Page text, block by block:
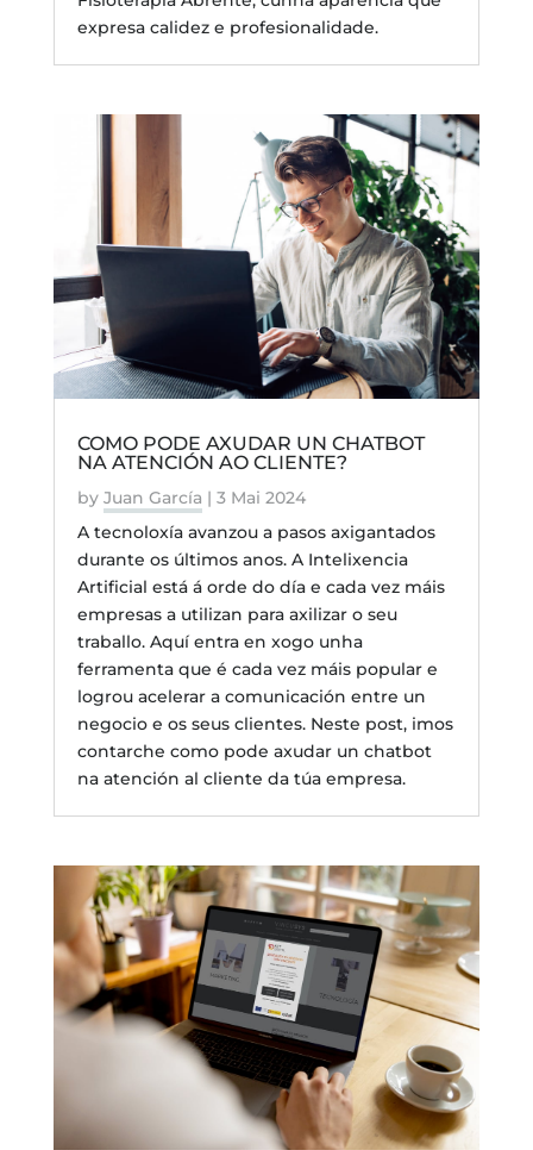
expresa calidez e profesionalidade.
COMO PODE AXUDAR UN CHATBOT
NA ATENCIÓN AO CLIENTE?
by Juan García | 3 Mai 2024
A tecnoloxía avanzou a pasos axigantados
durante os últimos anos. A Intelixencia
Artificial está á orde do día e cada vez máis
empresas a utilizan para axilizar o seu
traballo. Aquí entra en xogo unha
ferramenta que é cada vez máis popular e
logrou acelerar a comunicación entre un
negocio e os seus clientes. Neste post, imos
contarche como pode axudar un chatbot
na atención al cliente da túa empresa.